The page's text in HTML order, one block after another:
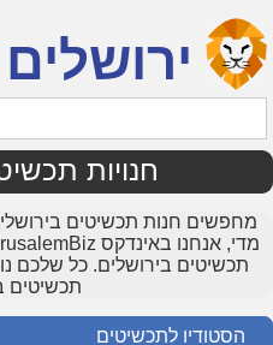
ירושלים
חנויות
מחפשים חנות תכשיטים
תכשיטים בירושלים. כל שלכם
תכשיטים
הסטודיו לתכשיטים